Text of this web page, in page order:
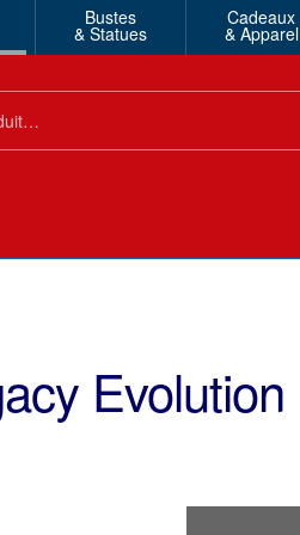
Bustes
& Statues
Cadeaux
& Apparel
Evolution